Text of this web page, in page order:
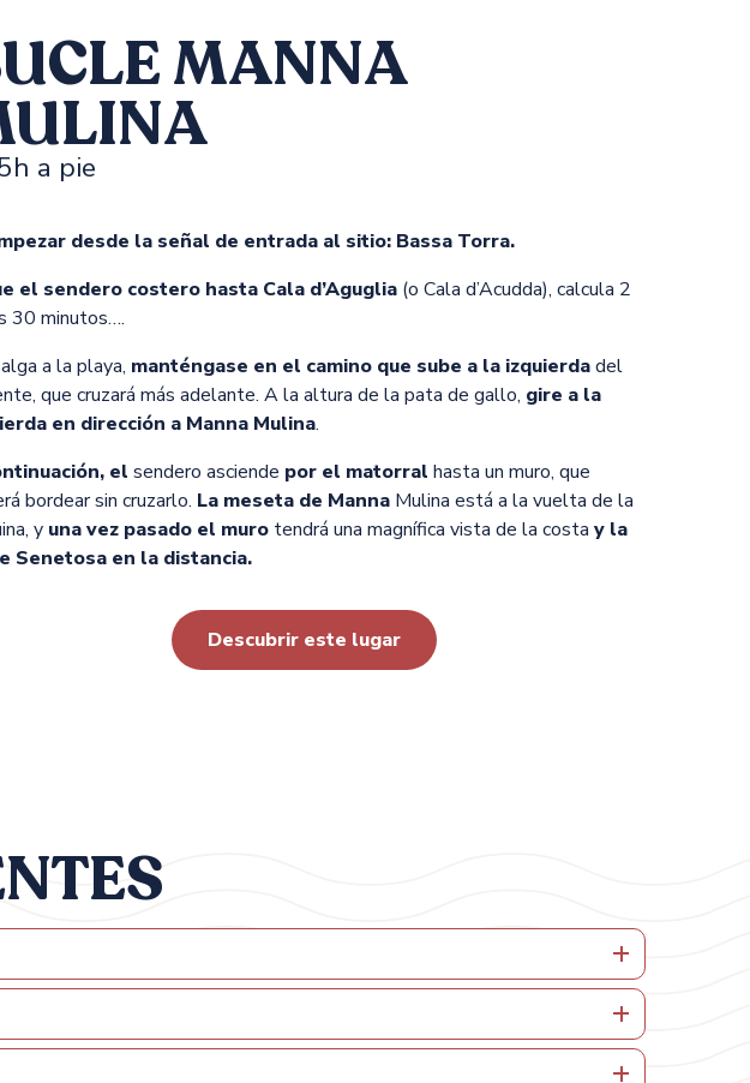
MANNA
a pie
desde la señal de entrada al sitio: Bassa Torra.
el sendero costero hasta Cala d’Aguglia (o Cala d’Acudda), calcula 2
30 minutos….
a la playa, manténgase en el camino que sube a la izquierdadel
que cruzará más adelante. A la altura de la pata de gallo, gire a la
en dirección a Manna Mulina.
el sendero asciende por el matorral hasta un muro, que
bordear sin cruzarlo. La meseta de Manna Mulina está a la vuelta de la
y una vez pasado el muro tendrá una magnífica vista de la costa y la
Senetosa en la distancia.
Descubrir este lugar